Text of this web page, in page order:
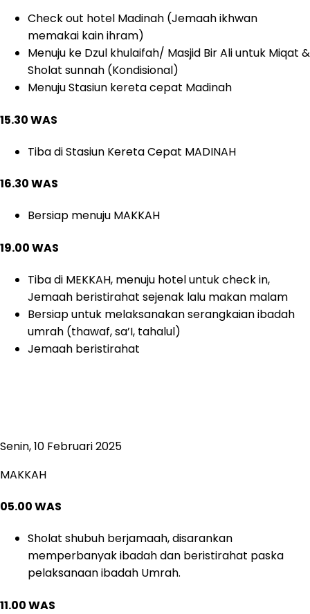
Check out hotel Madinah (Jemaah ikhwan
memakai kain ihram)
Menuju ke Dzul khulaifah/ Masjid Bir Ali untuk Miqat &
Sholat sunnah (Kondisional)
Menuju Stasiun kereta cepat Madinah
15.30 WAS
Tiba di Stasiun Kereta Cepat MADINAH
16.30 WAS
Bersiap menuju MAKKAH
19.00 WAS
Tiba di MEKKAH, menuju hotel untuk check in,
Jemaah beristirahat sejenak lalu makan malam
Bersiap untuk melaksanakan serangkaian ibadah
umrah (thawaf, sa’I, tahalul)
Jemaah beristirahat
Senin, 10 Februari 2025
MAKKAH
05.00 WAS
Sholat shubuh berjamaah, disarankan
memperbanyak ibadah dan beristirahat paska
pelaksanaan ibadah Umrah.
11.00 WAS